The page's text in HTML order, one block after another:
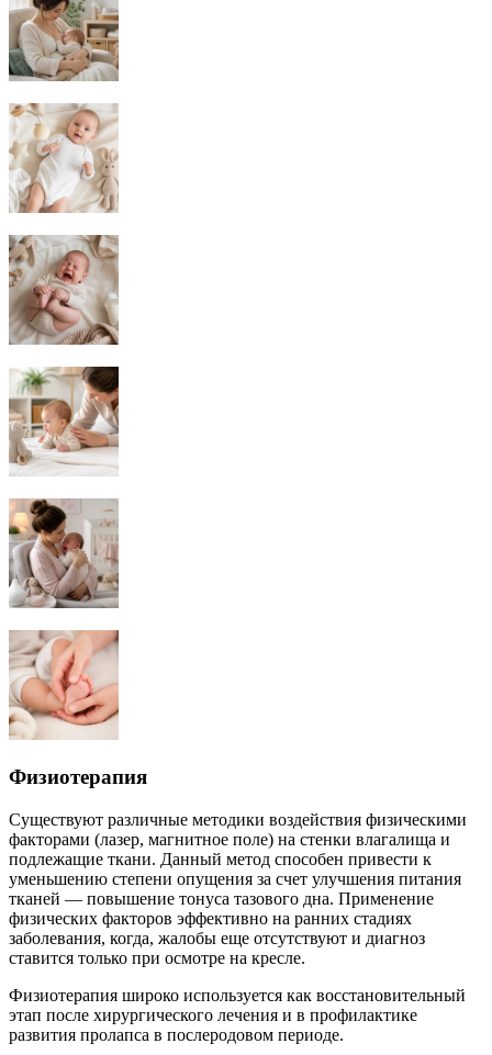
Физиотерапия
Существуют различные методики воздействия физическими
факторами (лазер, магнитное поле) на стенки влагалища и
подлежащие ткани. Данный метод способен привести к
уменьшению степени опущения за счет улучшения питания
тканей — повышение тонуса тазового дна. Применение
физических факторов эффективно на ранних стадиях
заболевания, когда, жалобы еще отсутствуют и диагноз
ставится только при осмотре на кресле.
Физиотерапия широко используется как восстановительный
этап после хирургического лечения и в профилактике
развития пролапса в послеродовом периоде.